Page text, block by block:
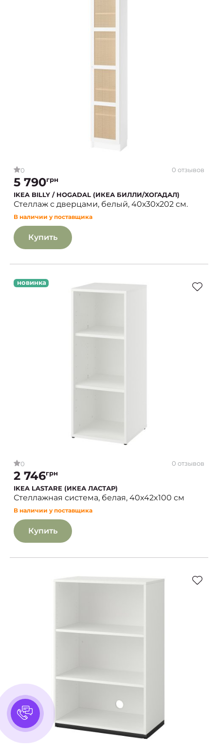
0 0 отзывов
5 790грн
IKEA BILLY / HOGADAL (ИКЕА БИЛЛИ/ХОГАДАЛ)
Стеллаж с дверцами, белый, 40х30х202 см.
В наличии у поставщика
Купить
новинка
0 0 отзывов
2 746грн
IKEA LASTARE (ИКЕА ЛАСТАР)
Стеллажная система, белая, 40x42x100 см
В наличии у поставщика
Купить